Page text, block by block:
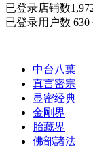
已登录店铺数
已登录用户数 630
中台八葉
真言密宗
显密经典
金剛界
胎藏界
佛部諸法